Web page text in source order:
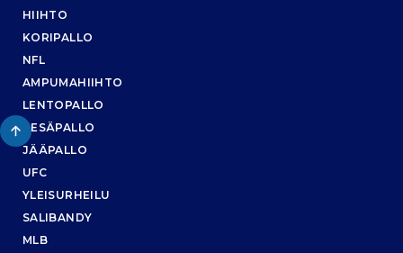
HIIHTO
KORIPALLO
NFL
AMPUMAHIIHTO
LENTOPALLO
PESÄPALLO
JÄÄPALLO
UFC
YLEISURHEILU
SALIBANDY
MLB